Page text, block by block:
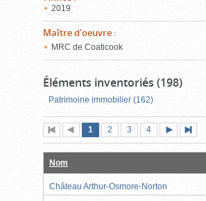
2019
Maître d'oeuvre :
MRC de Coaticook
Éléments inventoriés (198)
Patrimoine immobilier (162)
Première
page
Page
précédente
Page
1 (page
actuelle)
Page
2 Page
3 Page
4
suivante
page
Nom
Château Arthur-Osmore-Norton